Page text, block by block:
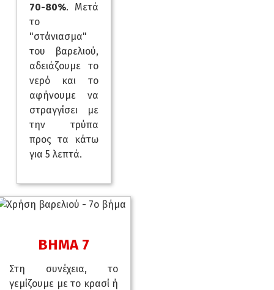
70-80%. Μετά
το
"στάνιασμα"
του βαρελιού,
αδειάζουμε το
νερό και το
αφήνουμε να
στραγγίσει με
την τρύπα
προς τα κάτω
για 5 λεπτά.
ΒΗΜΑ 7
Στη συνέχεια, το
γεμίζουμε με το κρασί ή